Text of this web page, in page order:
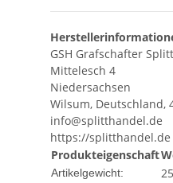
GSH Grafschafter
Mittelesch 4
Niedersachsen
Wilsum, Deutschland,
info@splitthandel.de
https://splitthandel.de
Produkteigenschaft
Artikelgewicht: